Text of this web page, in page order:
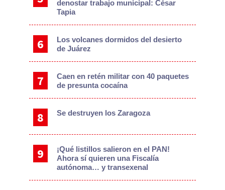
denostar trabajo municipal: César
Tapia
Los volcanes dormidos del desierto
de Juárez
Caen en retén militar con 40 paquetes
de presunta cocaína
Se destruyen los Zaragoza
¡Qué listillos salieron en el PAN!
Ahora sí quieren una Fiscalía
autónoma… y transexenal